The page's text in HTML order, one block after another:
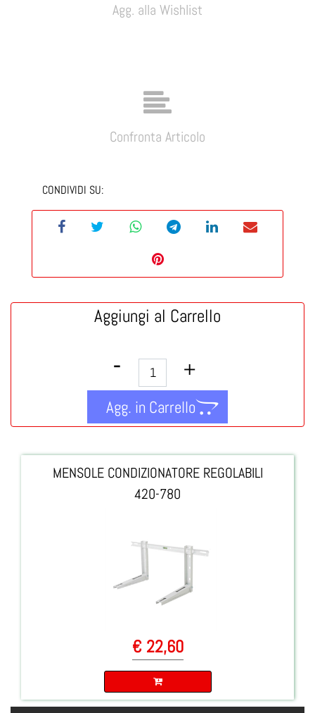
Agg. alla Wishlist
Confronta Articolo
CONDIVIDI SU:
Aggiungi al Carrello
Quantità
Agg. in Carrello
MENSOLE CONDIZIONATORE REGOLABILI
420-780
€ 22,60
Quantità